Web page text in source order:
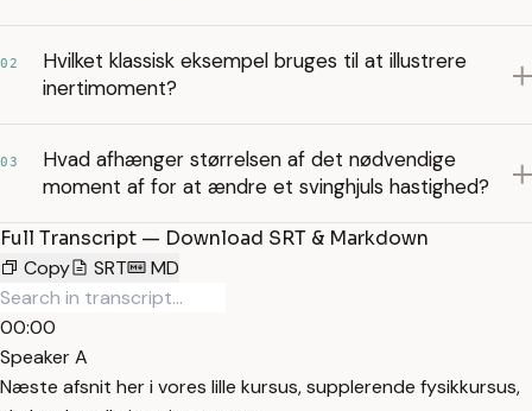
02
Hvilket klassisk eksempel bruges til at illustrere
inertimoment?
03
Hvad afhænger størrelsen af det nødvendige
moment af for at ændre et svinghjuls hastighed?
Full Transcript — Download SRT & Markdown
Copy
SRT MD
00:00
Speaker A
Næste afsnit her i vores lille kursus, supplerende fysikkursus,